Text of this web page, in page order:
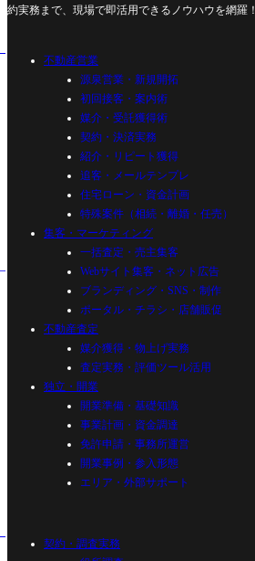
約実務まで、現場で即活用できるノウハウを網羅！
不動産営業
源泉営業・新規開拓
初回接客・案内術
媒介・受託獲得術
契約・決済実務
紹介・リピート獲得
追客・メールテンプレ
住宅ローン・資金計画
特殊案件（相続・離婚・任売）
集客・マーケティング
一括査定・売主集客
Webサイト集客・ネット広告
ブランディング・SNS・制作
ポータル・チラシ・店舗販促
不動産査定
媒介獲得・物上げ実務
査定実務・評価ツール活用
独立・開業
開業準備・基礎知識
事業計画・資金調達
免許申請・事務所運営
開業事例・参入形態
エリア・外部サポート
契約・調査実務